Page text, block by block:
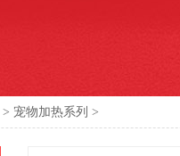
> 宠物加热系列 >